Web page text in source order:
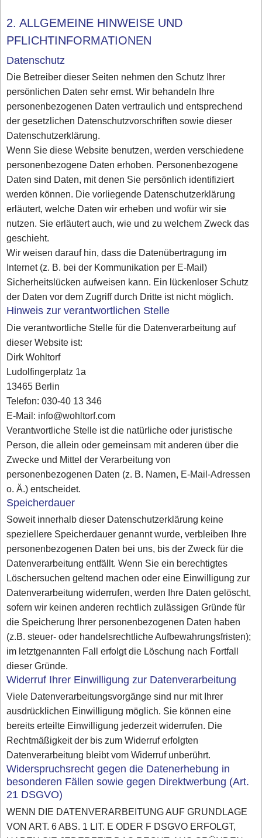
2. ALLGEMEINE HINWEISE UND
PFLICHTINFORMATIONEN
Datenschutz
Die Betreiber dieser Seiten nehmen den Schutz Ihrer
persönlichen Daten sehr ernst. Wir behandeln Ihre
personenbezogenen Daten vertraulich und entsprechend
der gesetzlichen Datenschutzvorschriften sowie dieser
Datenschutzerklärung.
Wenn Sie diese Website benutzen, werden verschiedene
personenbezogene Daten erhoben. Personenbezogene
Daten sind Daten, mit denen Sie persönlich identifiziert
werden können. Die vorliegende Datenschutzerklärung
erläutert, welche Daten wir erheben und wofür wir sie
nutzen. Sie erläutert auch, wie und zu welchem Zweck das
geschieht.
Wir weisen darauf hin, dass die Datenübertragung im
Internet (z. B. bei der Kommunikation per E-Mail)
Sicherheitslücken aufweisen kann. Ein lückenloser Schutz
der Daten vor dem Zugriff durch Dritte ist nicht möglich.
Hinweis zur verantwortlichen Stelle
Die verantwortliche Stelle für die Datenverarbeitung auf
dieser Website ist:
Dirk Wohltorf
Ludolfingerplatz 1a
13465 Berlin
Telefon: 030-40 13 346
E-Mail: info@wohltorf.com
Verantwortliche Stelle ist die natürliche oder juristische
Person, die allein oder gemeinsam mit anderen über die
Zwecke und Mittel der Verarbeitung von
personenbezogenen Daten (z. B. Namen, E-Mail-Adressen
o. Ä.) entscheidet.
Speicherdauer
Soweit innerhalb dieser Datenschutzerklärung keine
speziellere Speicherdauer genannt wurde, verbleiben Ihre
personenbezogenen Daten bei uns, bis der Zweck für die
Datenverarbeitung entfällt. Wenn Sie ein berechtigtes
Löschersuchen geltend machen oder eine Einwilligung zur
Datenverarbeitung widerrufen, werden Ihre Daten gelöscht,
sofern wir keinen anderen rechtlich zulässigen Gründe für
die Speicherung Ihrer personenbezogenen Daten haben
(z.B. steuer- oder handelsrechtliche Aufbewahrungsfristen);
im letztgenannten Fall erfolgt die Löschung nach Fortfall
dieser Gründe.
Widerruf Ihrer Einwilligung zur Datenverarbeitung
Viele Datenverarbeitungsvorgänge sind nur mit Ihrer
ausdrücklichen Einwilligung möglich. Sie können eine
bereits erteilte Einwilligung jederzeit widerrufen. Die
Rechtmäßigkeit der bis zum Widerruf erfolgten
Datenverarbeitung bleibt vom Widerruf unberührt.
Widerspruchsrecht gegen die Datenerhebung in
besonderen Fällen sowie gegen Direktwerbung (Art.
21 DSGVO)
WENN DIE DATENVERARBEITUNG AUF GRUNDLAGE
VON ART. 6 ABS. 1 LIT. E ODER F DSGVO ERFOLGT,